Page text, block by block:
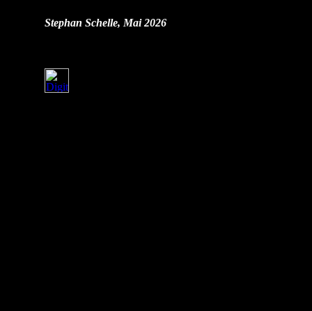
Stephan Schelle, Mai 2026